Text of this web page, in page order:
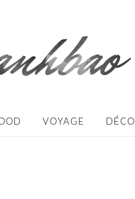
VOYAGE DÉCO